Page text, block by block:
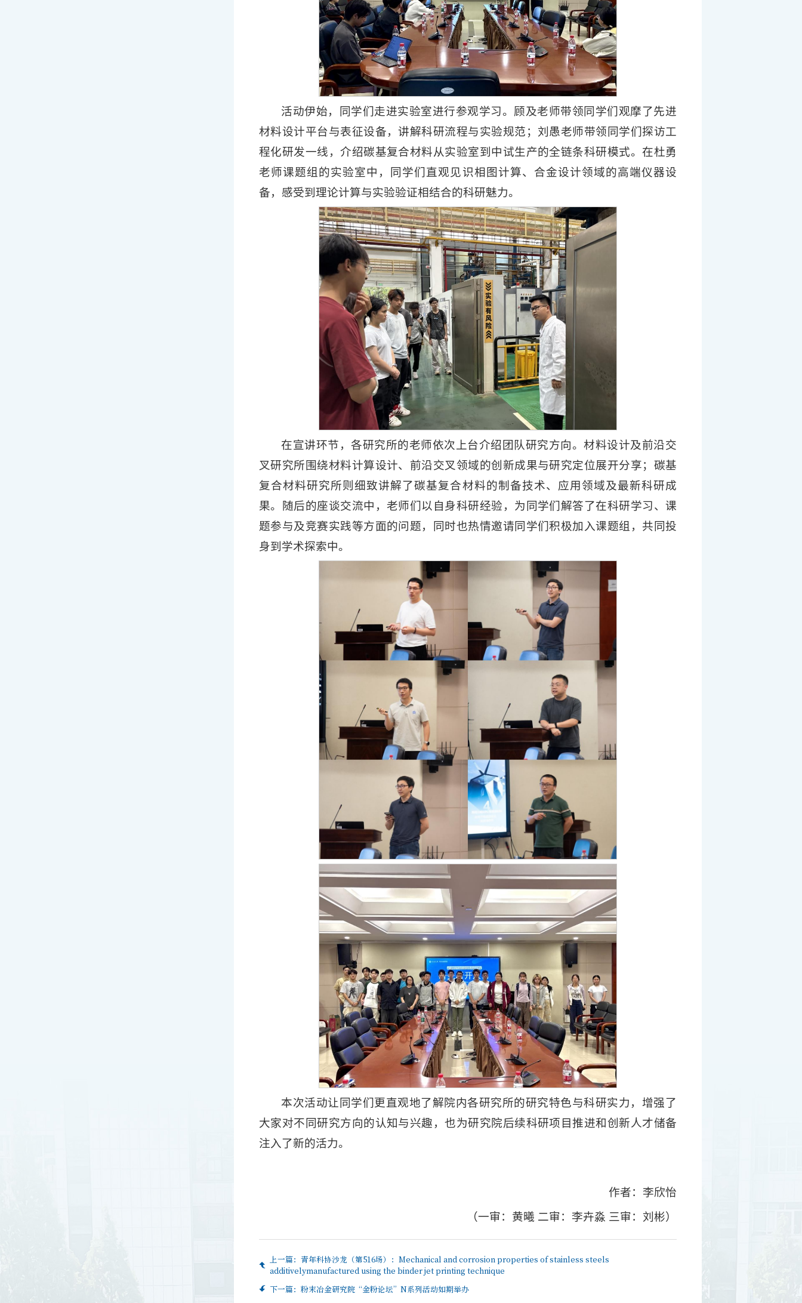
活动伊始，同学们走进实验室进行参观学习。顾及老师带领同学们观摩了先进
材料设计平台与表征设备，讲解科研流程与实验规范；刘愚老师带领同学们探访工
程化研发一线，介绍碳基复合材料从实验室到中试生产的全链条科研模式。在杜勇
老师课题组的实验室中，同学们直观见识相图计算、合金设计领域的高端仪器设
备，感受到理论计算与实验验证相结合的科研魅力。
在宣讲环节，各研究所的老师依次上台介绍团队研究方向。材料设计及前沿交
叉研究所围绕材料计算设计、前沿交叉领域的创新成果与研究定位展开分享；碳基
复合材料研究所则细致讲解了碳基复合材料的制备技术、应用领域及最新科研成
果。随后的座谈交流中，老师们以自身科研经验，为同学们解答了在科研学习、课
题参与及竞赛实践等方面的问题，同时也热情邀请同学们积极加入课题组，共同投
身到学术探索中。
本次活动让同学们更直观地了解院内各研究所的研究特色与科研实力，增强了
大家对不同研究方向的认知与兴趣，也为研究院后续科研项目推进和创新人才储备
注入了新的活力。
作者：李欣怡
（一审：黄曦 二审：李卉淼 三审：刘彬）
上一篇： 青年科协沙龙（第516场）：Mechanical and corrosion properties of stainless steels
additivelymanufactured using the binder jet printing technique
下一篇： 粉末冶金研究院“金粉论坛”N系列活动如期举办